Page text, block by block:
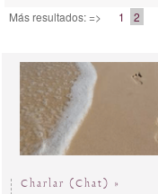
Más resultados: => 1 2
Charlar (Chat) »